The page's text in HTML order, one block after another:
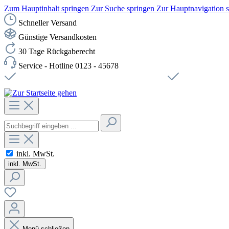
Zum Hauptinhalt springen Zur Suche springen Zur Hauptnavigation
Schneller Versand
Günstige Versandkosten
30 Tage Rückgaberecht
Service - Hotline 0123 - 45678
inkl. MwSt.
inkl. MwSt.